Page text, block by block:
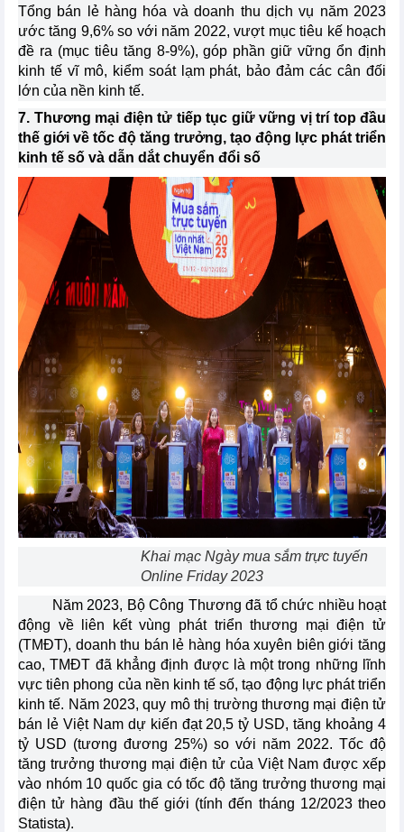
Tổng bán lẻ hàng hóa và doanh thu dịch vụ năm 2023
ước tăng 9,6% so với năm 2022, vượt mục tiêu kế hoạch
đề ra (mục tiêu tăng 8-9%), góp phần giữ vững ổn định
kinh tế vĩ mô, kiểm soát lạm phát, bảo đảm các cân đối
lớn của nền kinh tế.
7. Thương mại điện tử tiếp tục giữ vững vị trí top đầu
thế giới về tốc độ tăng trưởng, tạo động lực phát triển
kinh tế số và dẫn dắt chuyển đổi số
Khai mạc Ngày mua sắm trực tuyến
Online Friday 2023
Năm 2023, Bộ Công Thương đã tổ chức nhiều hoạt
động về liên kết vùng phát triển thương mại điện tử
(TMĐT), doanh thu bán lẻ hàng hóa xuyên biên giới tăng
cao, TMĐT đã khẳng định được là một trong những lĩnh
vực tiên phong của nền kinh tế số, tạo động lực phát triển
kinh tế. Năm 2023, quy mô thị trường thương mại điện tử
bán lẻ Việt Nam dự kiến đạt 20,5 tỷ USD, tăng khoảng 4
tỷ USD (tương đương 25%) so với năm 2022. Tốc độ
tăng trưởng thương mại điện tử của Việt Nam được xếp
vào nhóm 10 quốc gia có tốc độ tăng trưởng thương mại
điện tử hàng đầu thế giới (tính đến tháng 12/2023 theo
Statista).